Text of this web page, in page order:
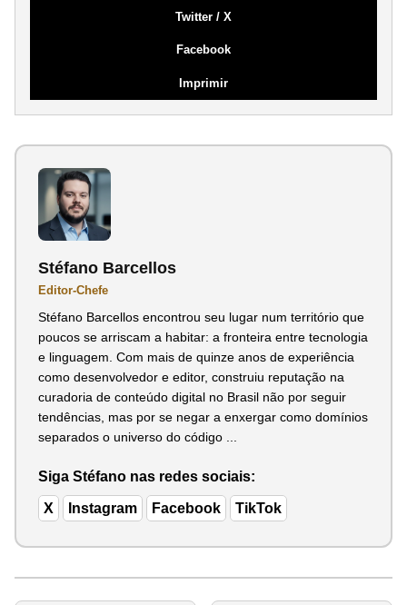
Twitter / X
Facebook
Imprimir
Stéfano Barcellos
Editor-Chefe
Stéfano Barcellos encontrou seu lugar num território que
poucos se arriscam a habitar: a fronteira entre tecnologia
e linguagem. Com mais de quinze anos de experiência
como desenvolvedor e editor, construiu reputação na
curadoria de conteúdo digital no Brasil não por seguir
tendências, mas por se negar a enxergar como domínios
separados o universo do código ...
Siga Stéfano nas redes sociais:
X Instagram Facebook TikTok